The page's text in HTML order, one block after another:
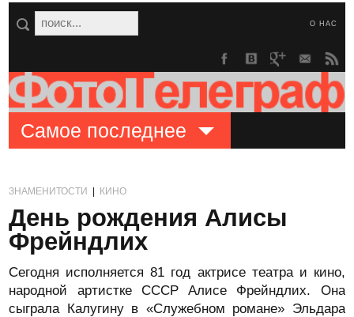
О НАС
Самое последнее
ЗНАМЕНИТОСТИ КИНО
День рождения Алисы
Фрейндлих
Сегодня исполняется 81 год актрисе театра и кино,
народной артистке СССР Алисе Фрейндлих. Она
сыграла Калугину в «Служебном романе» Эльдара